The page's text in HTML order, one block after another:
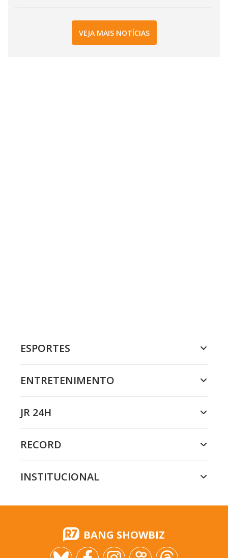
VEJA MAIS NOTÍCIAS
ESPORTES
ENTRETENIMENTO
JR 24H
RECORD
INSTITUCIONAL
BANG SHOWBIZ